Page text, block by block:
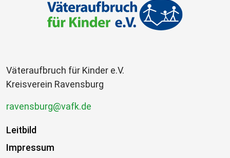
Väteraufbruch für Kinder e.V.
Kreisverein Ravensburg
ravensburg@vafk.de
Leitbild
Impressum